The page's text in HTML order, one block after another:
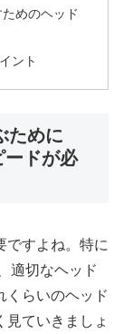
めのヘッド
ント
ために
ードが必
ですよね。特に
適切なヘッド
くらいのヘッド
見ていきましょ